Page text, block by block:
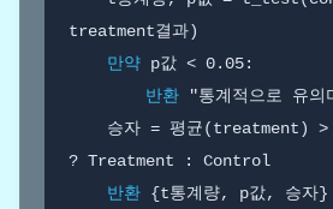
treatment결과)
만약 p값 < 0.05:
반환 "통계적으로 유의
? Treatment : Control
반환 {t통계량, p값, 승자}